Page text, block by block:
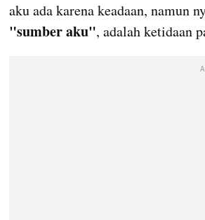
aku ada karena keadaan, namun
"sumber aku", adalah ketidaan